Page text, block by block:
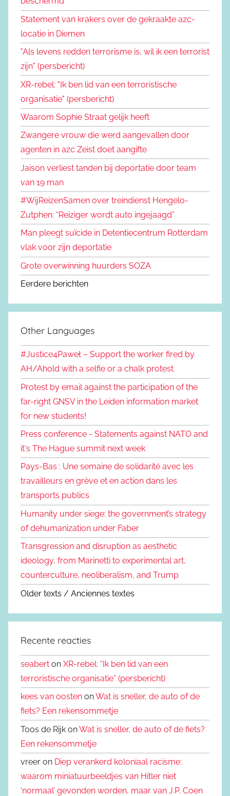
Statement van krakers over de gekraakte azc-
locatie in Diemen
"Als levens redden terrorisme is, wil ik een terrorist
zijn" (persbericht)
XR-rebel: "Ik ben lid van een terroristische
organisatie" (persbericht)
Waarom Sophie Straat gelijk heeft
Zwangere vrouw die werd aangevallen door
agenten in azc Zeist doet aangifte
Jaison verliest tanden bij deportatie door team
van 19 man
#WijReizenSamen over treindienst Hengelo-
Zutphen: “Reiziger wordt auto ingejaagd”
Man pleegt suïcide in Detentiecentrum Rotterdam
vlak voor zijn deportatie
Grote overwinning huurders SOZA
Eerdere berichten
Other Languages
#Justice4Paweł – Support the worker fired by
AH/Ahold with a selfie or a chalk protest
Protest by email against the participation of the
far-right GNSV in the Leiden information market
for new students!
Press conference - Statements against NATO and
it's The Hague summit next week
Pays-Bas : Une semaine de solidarité avec les
travailleurs en grève et en action dans les
transports publics
Humanity under siege: the government’s strategy
of dehumanization under Faber
Transgression and disruption as aesthetic
ideology, from Marinetti to experimental art,
counterculture, neoliberalism, and Trump
Older texts / Anciennes textes
Recente reacties
seabert on XR-rebel: “Ik ben lid van een
terroristische organisatie” (persbericht)
kees van oosten onWat is sneller, de auto of de
fiets? Een rekensommetje
Toos de Rijk onWat is sneller, de auto of de fiets?
Een rekensommetje
vreer on Diep verankerd koloniaal racisme:
waarom miniatuurbeeldjes van Hitler niet
‘normaal’ gevonden worden, maar van J.P. Coen